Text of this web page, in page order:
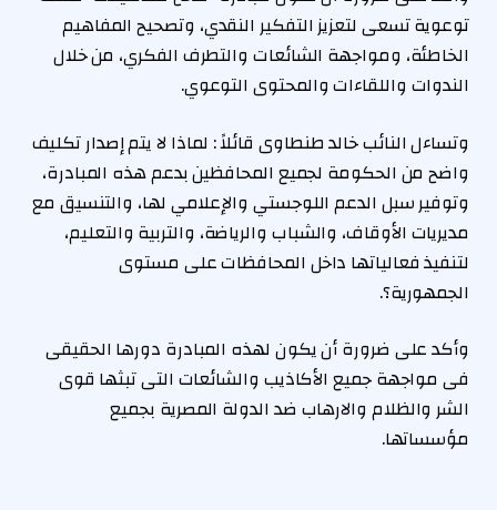
توعوية تسعى لتعزيز التفكير النقدي، وتصحيح المفاهيم
الخاطئة، ومواجهة الشائعات والتطرف الفكري، من خلال
الندوات واللقاءات والمحتوى التوعوي.
وتساءل النائب خالد طنطاوى قائلاً : لماذا لا يتم إصدار تكليف
واضح من الحكومة لجميع المحافظين بدعم هذه المبادرة،
وتوفير سبل الدعم اللوجستي والإعلامي لها، والتنسيق مع
مديريات الأوقاف، والشباب والرياضة، والتربية والتعليم،
لتنفيذ فعالياتها داخل المحافظات على مستوى
الجمهورية؟.
وأكد على ضرورة أن يكون لهذه المبادرة دورها الحقيقى
فى مواجهة جميع الأكاذيب والشائعات التى تبثها قوى
الشر والظلام والارهاب ضد الدولة المصرية بجميع
مؤسساتها.